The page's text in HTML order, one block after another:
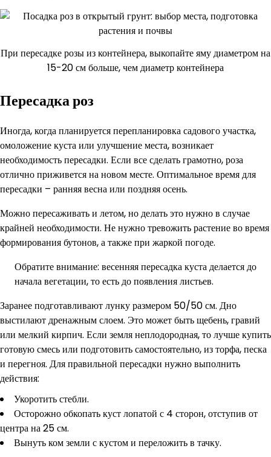
При пересадке розы из контейнера, выкопайте яму диаметром на
15-20 см больше, чем диаметр контейнера
Пересадка роз
Иногда, когда планируется перепланировка садового участка,
омоложение куста или улучшение места, возникает
необходимость пересадки. Если все сделать грамотно, роза
отлично приживется на новом месте. Оптимальное время для
пересадки – ранняя весна или поздняя осень.
Можно пересаживать и летом, но делать это нужно в случае
крайней необходимости. Не нужно тревожить растение во время
формирования бутонов, а также при жаркой погоде.
Обратите внимание: весенняя пересадка куста делается до
начала вегетации, то есть до появления листьев.
Заранее подготавливают лунку размером 50/50 см. Дно
выстилают дренажным слоем. Это может быть щебень, гравий
или мелкий кирпич. Если земля неплодородная, то лучше купить
готовую смесь или подготовить самостоятельно, из торфа, песка
и перегноя. Для правильной пересадки нужно выполнить
действия:
Укоротить стебли.
Осторожно обкопать куст лопатой с 4 сторон, отступив от
центра на 25 см.
Вынуть ком земли с кустом и переложить в тачку.